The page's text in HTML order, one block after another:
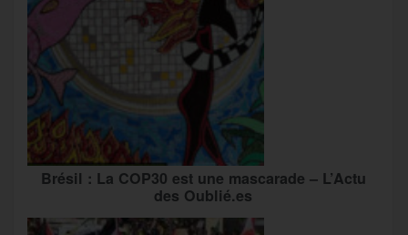
Brésil : La COP30 est une mascarade – L’Actu
des Oublié.es